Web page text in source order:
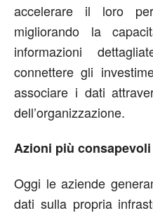
accelerare il loro
migliorando la
informazioni
connettere gli
associare i dati
dell’organizzazione.
Azioni più
Oggi le aziende
dati sulla propria